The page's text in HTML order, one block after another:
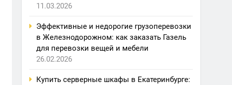
11.03.2026
Эффективные и недорогие грузоперевозки
в Железнодорожном: как заказать Газель
для перевозки вещей и мебели
26.02.2026
Купить серверные шкафы в Екатеринбурге: